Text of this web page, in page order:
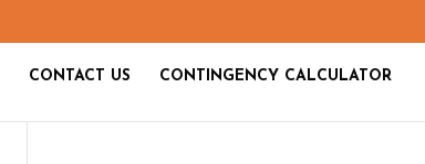
CONTACT US CONTINGENCY CALCULATOR